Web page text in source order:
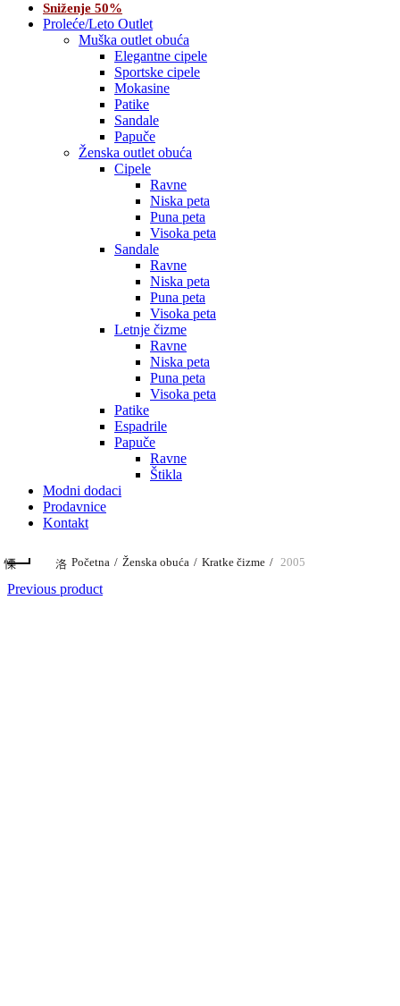
Sniženje 50%
Proleće/Leto Outlet
Muška outlet obuća
Elegantne cipele
Sportske cipele
Mokasine
Patike
Sandale
Papuče
Ženska outlet obuća
Cipele
Ravne
Niska peta
Puna peta
Visoka peta
Sandale
Ravne
Niska peta
Puna peta
Visoka peta
Letnje čizme
Ravne
Niska peta
Puna peta
Visoka peta
Patike
Espadrile
Papuče
Ravne
Štikla
Modni dodaci
Prodavnice
Kontakt
Početna Ženska obuća Kratke čizme 2005
Previous product